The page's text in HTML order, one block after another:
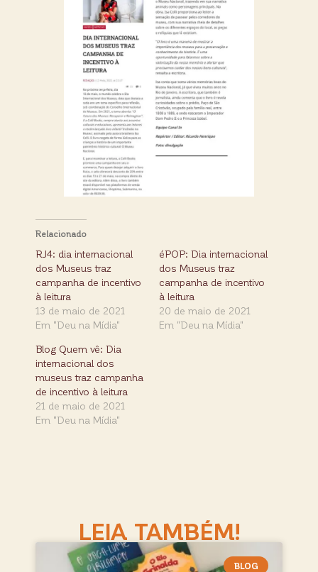
Relacionado
RJ4: dia internacional
dos Museus traz
campanha de incentivo
à leitura
13 de maio de 2021
Em "Deu na Mídia"
éPOP: Dia internacional
dos Museus traz
campanha de incentivo
à leitura
20 de maio de 2021
Em "Deu na Mídia"
Blog Quem vê: Dia
internacional dos
museus traz campanha
de incentivo à leitura
21 de maio de 2021
Em "Deu na Mídia"
LEIA TAMBÉM!
BLOG